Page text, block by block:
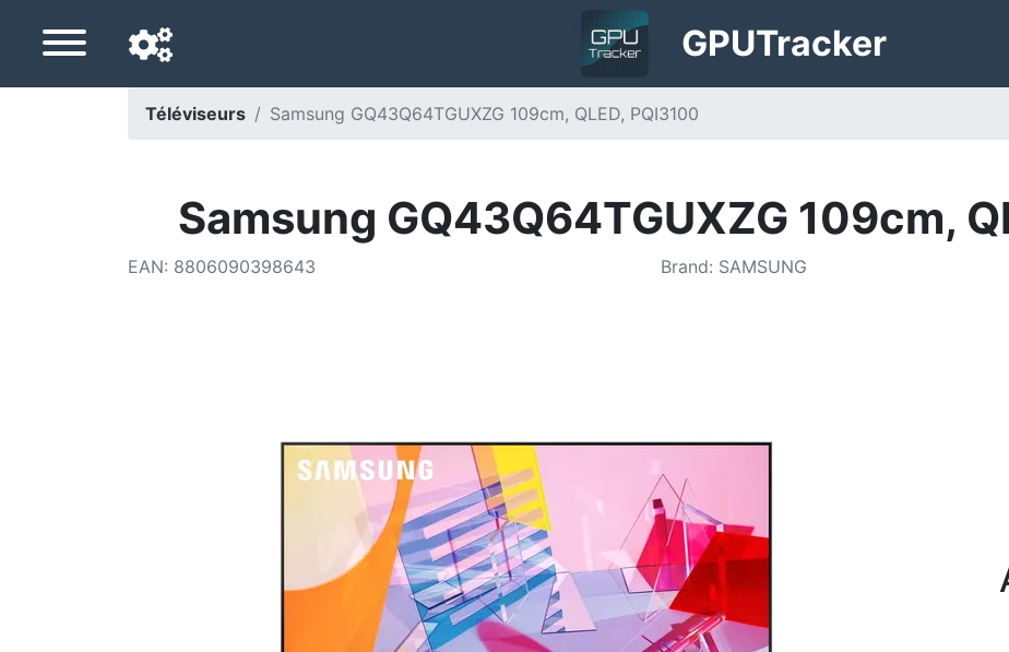
GPUTracker
Pays de livraison
Téléviseurs Samsung GQ43Q64TGUXZG 109cm, QLED, PQI3100
Samsung GQ43Q64TGUXZG 109cm,
EAN: 8806090398643 Brand: SAMSUNG